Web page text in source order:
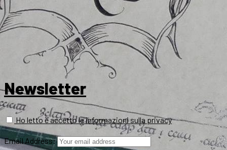
Newsletter
Ho letto e accetto le informazioni sulla privacy
Email Address: